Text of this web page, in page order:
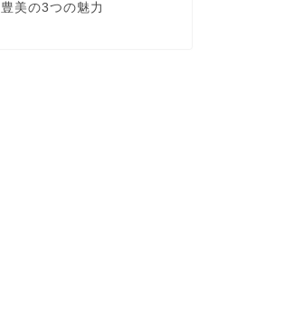
豊美の3つの魅力